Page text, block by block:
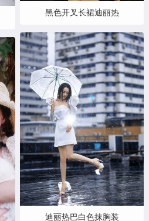
黑色开叉长裙迪丽热
迪丽热巴白色抹胸装